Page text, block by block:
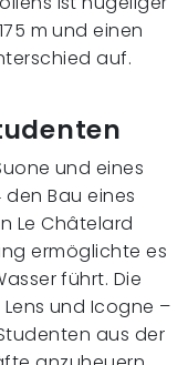
m und einen
auf.
und eines
Bau eines
Le Châtelard
ermöglichte es
führt. Die
und Icogne –
aus der